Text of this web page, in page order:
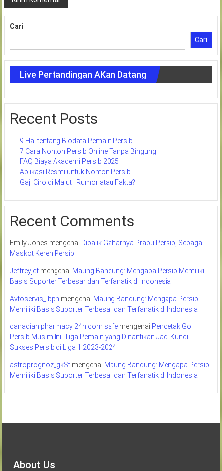
Cari
Cari
Live Pertandingan AKan Datang
Recent Posts
9 Hal tentang Biodata Pemain Persib
7 Cara Nonton Persib Online Tanpa Bingung
FAQ Biaya Akademi Persib 2025
Aplikasi Resmi untuk Nonton Persib
Gaji Ciro di Malut : Rumor atau Fakta?
Recent Comments
Emily Jones mengenai Dibalik Gaharnya Prabu Persib, Sebagai
Maskot Keren Persib!
Jeffreyjefmengenai Maung Bandung: Mengapa Persib Memiliki
Basis Suporter Terbesar dan Terfanatik di Indonesia
Avtoservis_lbpn mengenai Maung Bandung: Mengapa Persib
Memiliki Basis Suporter Terbesar dan Terfanatik di Indonesia
canadian pharmacy 24h com safemengenai Pencetak Gol
Persib Musim Ini: Tiga Pemain yang Dinantikan Jadi Kunci
Sukses Persib di Liga 1 2023-2024
astroprognoz_gkStmengenai Maung Bandung: Mengapa Persib
Memiliki Basis Suporter Terbesar dan Terfanatik di Indonesia
About Us